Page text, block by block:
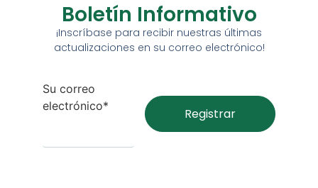
Boletín Informativo
¡Inscríbase para recibir nuestras últimas
actualizaciones en su correo electrónico!
Su correo
electrónico*